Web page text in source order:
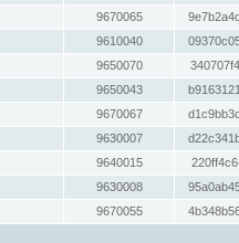
9670065
9610040
9650070
9650043
9670067
9630007
9640015
9630008
9670055